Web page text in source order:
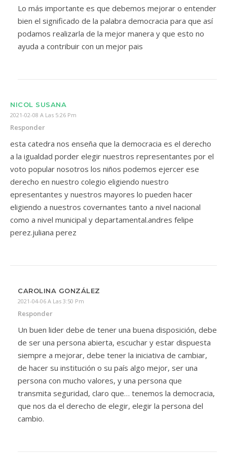
Lo más importante es que debemos mejorar o entender
bien el significado de la palabra democracia para que así
podamos realizarla de la mejor manera y que esto no
ayuda a contribuir con un mejor pais
NICOL SUSANA
2021-02-08 A Las 5:26 Pm
Responder
esta catedra nos enseña que la democracia es el derecho
a la igualdad porder elegir nuestros representantes por el
voto popular nosotros los niños podemos ejercer ese
derecho en nuestro colegio eligiendo nuestro
epresentantes y nuestros mayores lo pueden hacer
eligiendo a nuestros covernantes tanto a nivel nacional
como a nivel municipal y departamental.andres felipe
perez.juliana perez
CAROLINA GONZÁLEZ
2021-04-06 A Las 3:50 Pm
Responder
Un buen lider debe de tener una buena disposición, debe
de ser una persona abierta, escuchar y estar dispuesta
siempre a mejorar, debe tener la iniciativa de cambiar,
de hacer su institución o su país algo mejor, ser una
persona con mucho valores, y una persona que
transmita seguridad, claro que… tenemos la democracia,
que nos da el derecho de elegir, elegir la persona del
cambio.